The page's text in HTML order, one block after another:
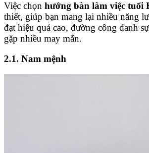
Việc chọn hướng bàn làm việc tuổi
thiết, giúp bạn mang lại nhiều năng
đạt hiệu quả cao, đường công danh
gặp nhiều may mắn.
2.1. Nam mệnh